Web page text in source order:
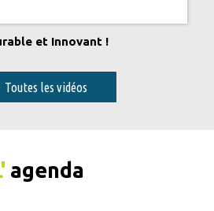
et Innovant !
Toutes les vidéos
agenda